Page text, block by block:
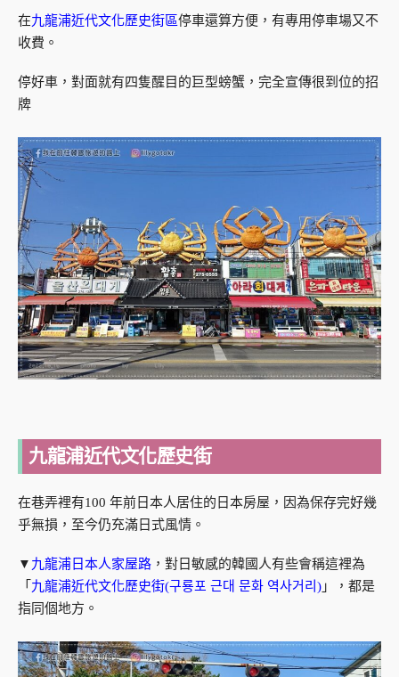
在九龍浦近代文化歷史街區停車還算方便，有專用停車場又不
收費。
停好車，對面就有四隻醒目的巨型螃蟹，完全宣傳很到位的招
牌
九龍浦近代文化歷史街
在巷弄裡有100 年前日本人居住的日本房屋，因為保存完好幾
乎無損，至今仍充滿日式風情。
▼ 九龍浦日本人家屋路 ，對日敏感的韓國人有些會稱這裡為
「 九龍浦近代文化歷史街(구룡포 근대 문화 역사거리) 」，都是
指同個地方。